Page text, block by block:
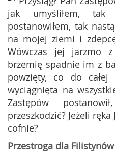
jak umyśliłem,
postanowiłem, tak
na mojej ziemi i
Wówczas jej jarzmo
brzemię spadnie im z
powzięty, co do
wyciągnięta na
Zastępów
przeszkodzić? Jeżeli
cofnie?
Przestroga dla Filistynów